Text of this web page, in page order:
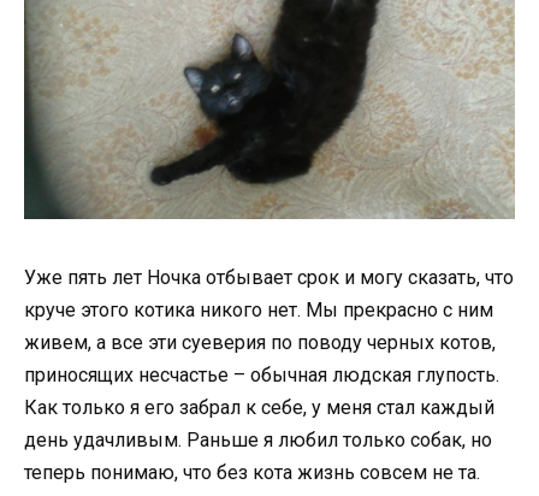
Уже пять лет Ночка отбывает срок и могу сказать, что
круче этого котика никого нет. Мы прекрасно с ним
живем, а все эти суеверия по поводу черных котов,
приносящих несчастье – обычная людская глупость.
Как только я его забрал к себе, у меня стал каждый
день удачливым. Раньше я любил только собак, но
теперь понимаю, что без кота жизнь совсем не та.